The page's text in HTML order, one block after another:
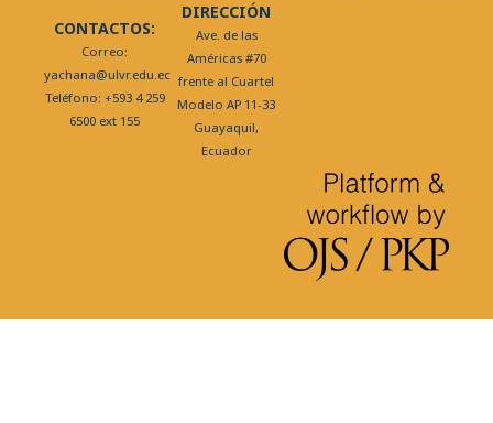
CONTACTOS:
Correo:
yachana@ulvr.edu.ec
Teléfono: +593 4 259
6500 ext 155
DIRECCIÓN
Ave. de las
Américas #70
frente al Cuartel
Modelo AP 11-33
Guayaquil,
Ecuador